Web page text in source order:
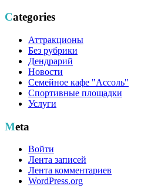
Categories
Аттракционы
Без рубрики
Дендрарий
Новости
Семейное кафе "Ассоль"
Спортивные площадки
Услуги
Meta
Войти
Лента записей
Лента комментариев
WordPress.org